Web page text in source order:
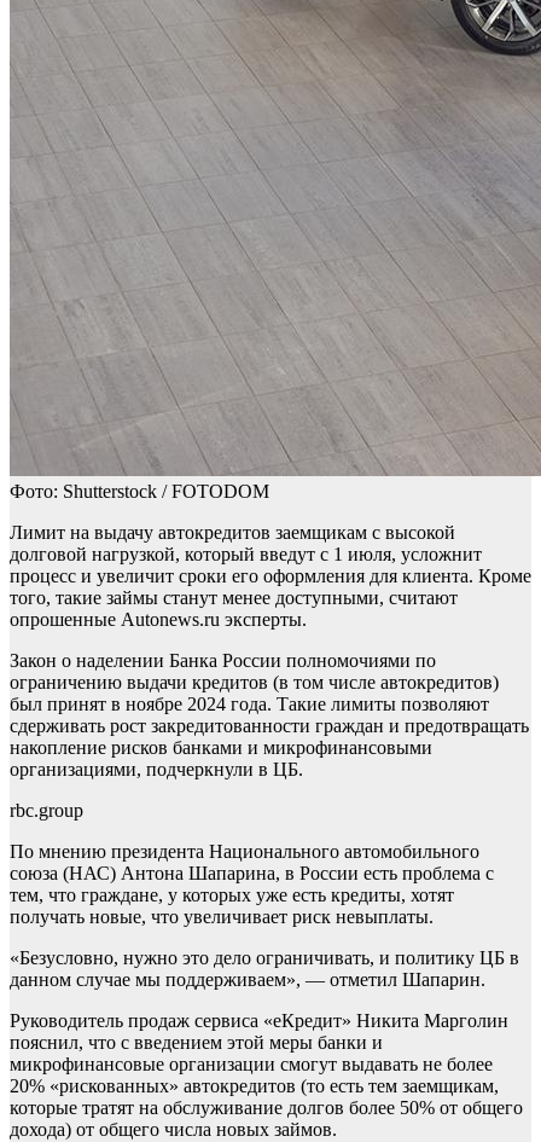
Фото: Shutterstock / FOTODOM
Лимит на выдачу автокредитов заемщикам с высокой
долговой нагрузкой, который введут с 1 июля, усложнит
процесс и увеличит сроки его оформления для клиента. Кроме
того, такие займы станут менее доступными, считают
опрошенные Autonews.ru эксперты.
Закон о наделении Банка России полномочиями по
ограничению выдачи кредитов (в том числе автокредитов)
был принят в ноябре 2024 года. Такие лимиты позволяют
сдерживать рост закредитованности граждан и предотвращать
накопление рисков банками и микрофинансовыми
организациями, подчеркнули в ЦБ.
rbc.group
По мнению президента Национального автомобильного
союза (НАС) Антона Шапарина, в России есть проблема с
тем, что граждане, у которых уже есть кредиты, хотят
получать новые, что увеличивает риск невыплаты.
«Безусловно, нужно это дело ограничивать, и политику ЦБ в
данном случае мы поддерживаем», — отметил Шапарин.
Руководитель продаж сервиса «еКредит» Никита Марголин
пояснил, что с введением этой меры банки и
микрофинансовые организации смогут выдавать не более
20% «рискованных» автокредитов (то есть тем заемщикам,
которые тратят на обслуживание долгов более 50% от общего
дохода) от общего числа новых займов.